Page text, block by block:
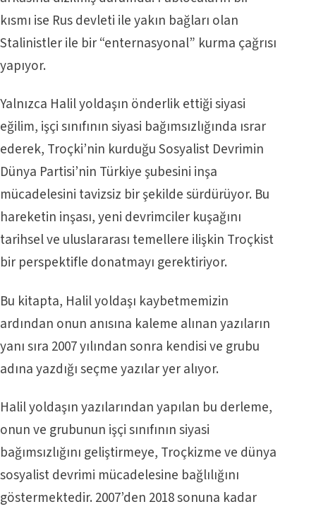
kısmı ise Rus devleti ile yakın bağları olan
Stalinistler ile bir “enternasyonal” kurma çağrısı
yapıyor.
Yalnızca Halil yoldaşın önderlik ettiği siyasi
eğilim, işçi sınıfının siyasi bağımsızlığında ısrar
ederek, Troçki’nin kurduğu Sosyalist Devrimin
Dünya Partisi’nin Türkiye şubesini inşa
mücadelesini tavizsiz bir şekilde sürdürüyor. Bu
hareketin inşası, yeni devrimciler kuşağını
tarihsel ve uluslararası temellere ilişkin Troçkist
bir perspektifle donatmayı gerektiriyor.
Bu kitapta, Halil yoldaşı kaybetmemizin
ardından onun anısına kaleme alınan yazıların
yanı sıra 2007 yılından sonra kendisi ve grubu
adına yazdığı seçme yazılar yer alıyor.
Halil yoldaşın yazılarından yapılan bu derleme,
onun ve grubunun işçi sınıfının siyasi
bağımsızlığını geliştirmeye, Troçkizme ve dünya
sosyalist devrimi mücadelesine bağlılığını
göstermektedir. 2007’den 2018 sonuna kadar